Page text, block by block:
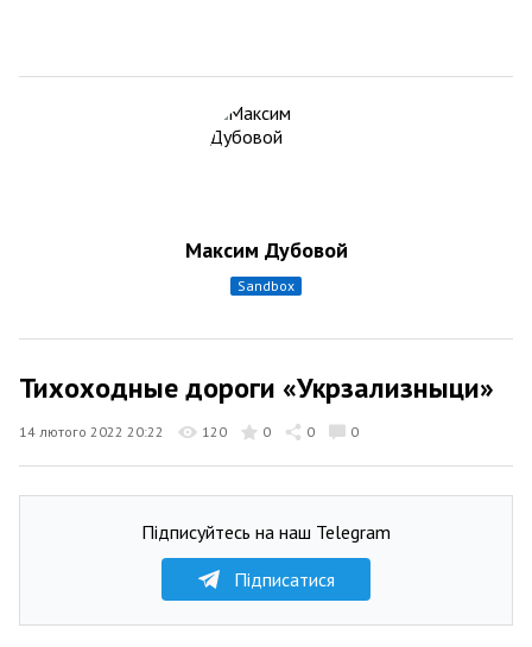
Максим Дубовой
sandbox
Тихоходные дороги «Укрзализныци»
14 лютого 2022 20:22 120 0 0 0
Підписуйтесь на наш Telegram
Підписатися